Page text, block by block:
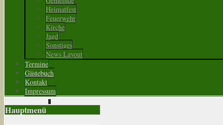
Heimatfest
Feuerwehr
Kirche
Jagd
Sonstiges
News Layout
Termine
Gästebuch
Kontakt
Impressum
Hauptmenü